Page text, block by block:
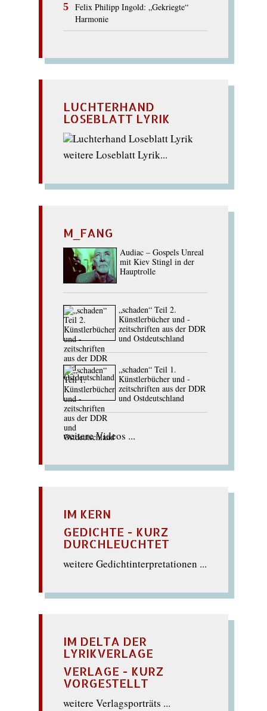
Felix Philipp Ingold: „Gekriegte“
Harmonie
LUCHTERHAND
LOSEBLATT LYRIK
weitere Loseblatt Lyrik...
M_FANG
Audiac – Gospels Unreal
mit Kiev Stingl in der
Hauptrolle
„schaden“ Teil 2.
Künstlerbücher und -
zeitschriften aus der DDR
und Ostdeutschland
„schaden“ Teil 1.
Künstlerbücher und -
zeitschriften aus der DDR
und Ostdeutschland
weitere Videos ...
IM KERN
GEDICHTE - KURZ
DURCHLEUCHTET
weitere Gedichtinterpretationen ...
IM DELTA DER
LYRIKVERLAGE
VERLAGE - KURZ
VORGESTELLT
weitere Verlagsporträts ...